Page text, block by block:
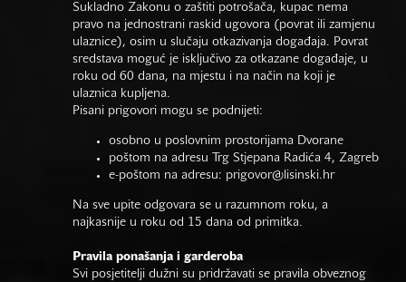
Sukladno Zakonu o zaštiti potrošača, kupac nema
pravo na jednostrani raskid ugovora (povrat ili zamjenu
ulaznice), osim u slučaju otkazivanja događaja. Povrat
sredstava moguć je isključivo za otkazane događaje, u
roku od 60 dana, na mjestu i na način na koji je
ulaznica kupljena.
Pisani prigovori mogu se podnijeti:
osobno u poslovnim prostorijama Dvorane
poštom na adresu Trg Stjepana Radića 4, Zagreb
e-poštom na adresu: prigovor@lisinski.hr
Na sve upite odgovara se u razumnom roku, a
najkasnije u roku od 15 dana od primitka.
Pravila ponašanja i garderoba
Svi posjetitelji dužni su pridržavati se pravila obveznog